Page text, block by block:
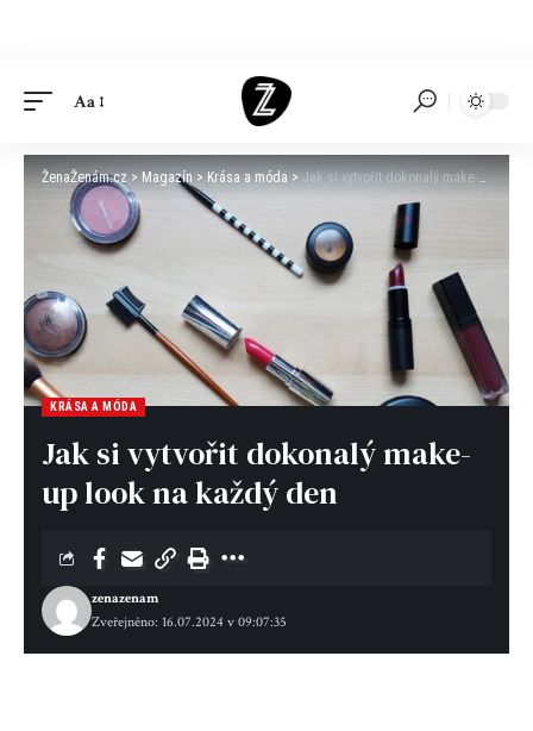
Aa
ŽenaŽenám.cz> Magazín >Krása a móda > Jak si vytvořit dokonalý make-up look na každý den
KRÁSA A MÓDA
Jak si vytvořit dokonalý make-
up look na každý den
Zveřejněno: 16.07.2024 v 09:07:35
zenazenam